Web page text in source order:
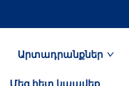
Արտադրանքներ